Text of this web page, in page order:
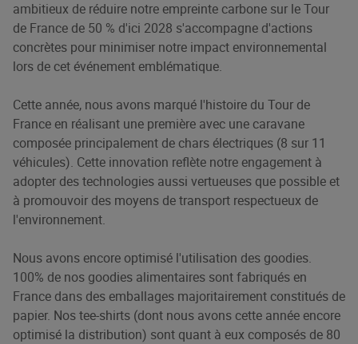
ambitieux de réduire notre empreinte carbone sur le Tour
de France de 50 % d'ici 2028 s'accompagne d'actions
concrètes pour minimiser notre impact environnemental
lors de cet événement emblématique.
Cette année, nous avons marqué l'histoire du Tour de
France en réalisant une première avec une caravane
composée principalement de chars électriques (8 sur 11
véhicules). Cette innovation reflète notre engagement à
adopter des technologies aussi vertueuses que possible et
à promouvoir des moyens de transport respectueux de
l'environnement.
Nous avons encore optimisé l'utilisation des goodies.
100% de nos goodies alimentaires sont fabriqués en
France dans des emballages majoritairement constitués de
papier. Nos tee-shirts (dont nous avons cette année encore
optimisé la distribution) sont quant à eux composés de 80